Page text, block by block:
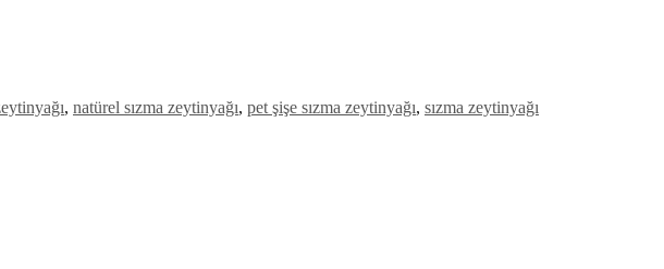
, natürel sızma zeytinyağı, pet şişe sızma zeytinyağı, sızma zeytinyağı